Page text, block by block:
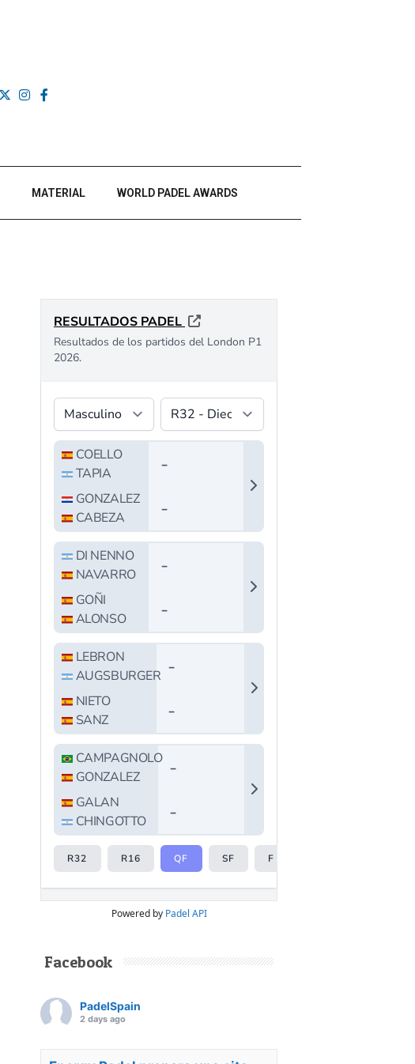
MATERIAL WORLD PADEL AWARDS
Powered by Padel API
Facebook
PadelSpain
2 days ago